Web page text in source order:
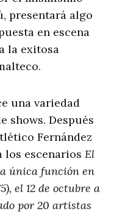
presentará algo
en escena
la exitosa
una variedad
shows. Después
Fernández
los escenariosEl
única función en
el 12 de octubre a
por 20 artistas